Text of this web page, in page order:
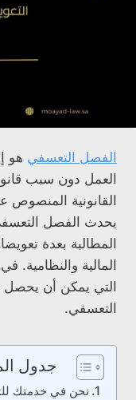
الفصل التعسفي هو
العمل دون سبب
القانونية المنصوص
يحدث الفصل
المطالبة بعدة
المالية
التي يمكن أن
التعسفي.
جدول
نحن في خدمتك